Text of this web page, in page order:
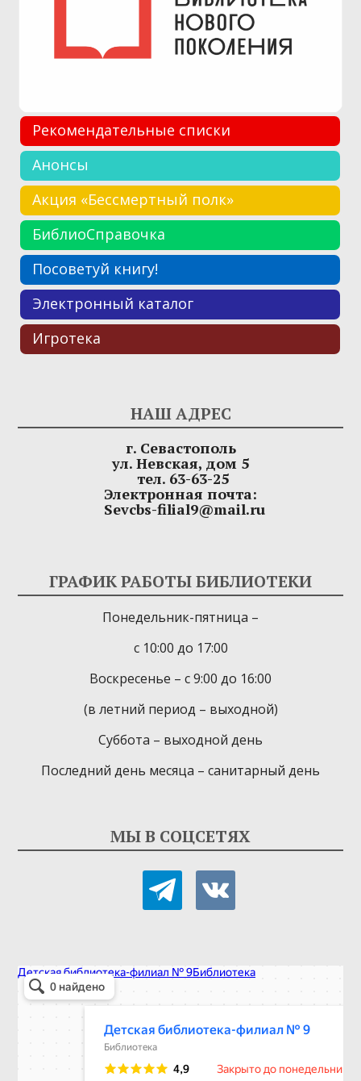
Рекомендательные списки
Анонсы
Акция «Бессмертный полк»
БиблиоСправочка
Посоветуй книгу!
Электронный каталог
Игротека
НАШ АДРЕС
г. Севастополь
ул. Невская, дом 5
тел. 63-63-25
Электронная почта:
Sevcbs-filial9@mail.ru
ГРАФИК РАБОТЫ БИБЛИОТЕКИ
Понедельник-пятница –
с 10:00 до 17:00
Воскресенье – с 9:00 до 16:00
(в летний период – выходной)
Суббота – выходной день
Последний день месяца – санитарный день
МЫ В СОЦСЕТЯХ
telegram vkontakte
Детская библиотека-филиал № 9
Библиотека в Севастополе